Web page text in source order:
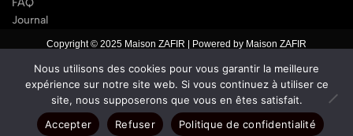
Journal
Copyright © 2025 Maison ZAFIR | Powered by Maison ZAFIR
Nous utilisons des cookies pour vous garantir la meilleure
expérience sur notre site web. Si vous continuez à utiliser ce
site, nous supposerons que vous en êtes satisfait.
Accepter
Refuser Politique de confidentialité